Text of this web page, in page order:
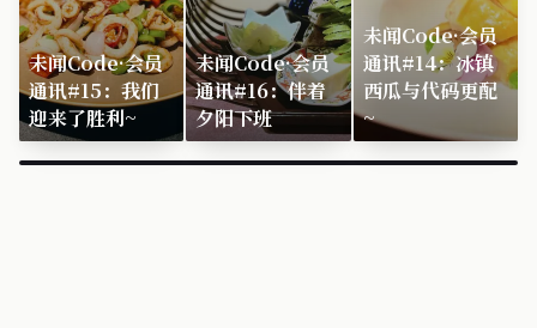
未闻Code·会员
通讯#15：我们
迎来了胜利~
未闻Code·会员
通讯#16：伴着
夕阳下班
未闻Code·会员
通讯#14：冰镇
西瓜与代码更配
~